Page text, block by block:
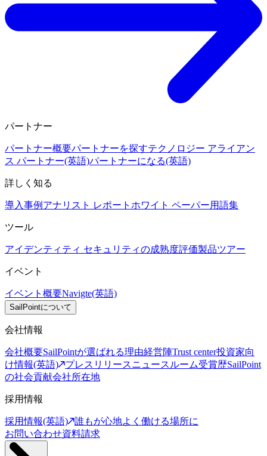
パートナー
パートナー概要パートナーを探すテクノロジー アライアン
ス パートナー(英語)パートナーになる(英語)
詳しく知る
導入事例 アナリスト レポート ホワイト ペーパー用語集
ツール
アイデンティティ セキュリティの成熟度評価製品ツアー
イベント
イベント概要Navigte(英語)
SailPointについて
会社情報
会社概要SailPointが選ばれる理由経営陣Trust center投資家向
け情報(英語)
プレスリリースニュースルーム受賞歴SailPoint
の社会貢献会社所在地
採用情報
採用情報(英語)
誰もが心地よく働ける場所に
お問い合わせ資料請求